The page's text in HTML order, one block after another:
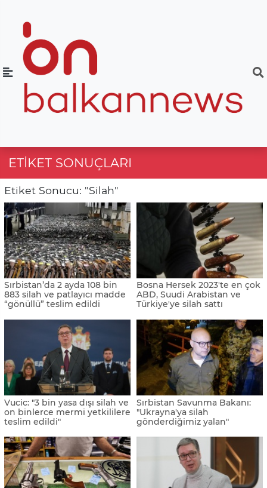
ETIKET SONUÇLARI
Etiket Sonucu: "Silah"
Sırbistan’da 2 ayda 108 bin
883 silah ve patlayıcı madde
“gönüllü” teslim edildi
Bosna Hersek 2023'te en çok
ABD, Suudi Arabistan ve
Türkiye'ye silah sattı
Vucic: "3 bin yasa dışı silah ve
on binlerce mermi yetkililere
teslim edildi"
Sırbistan Savunma Bakanı:
"Ukrayna'ya silah
gönderdiğimiz yalan"